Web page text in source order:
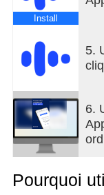
1. Vous
pour les
2. Vous fait
phrase
penser
3. Simule des
Install
5.
6.
Pourquoi